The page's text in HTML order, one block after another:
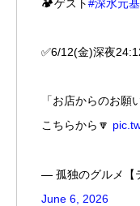
🏕️ゲスト#深水元基
✅6/12(金)深夜
「お店からのお願
こちらから🔽
— 孤独のグルメ【
June 6, 2026